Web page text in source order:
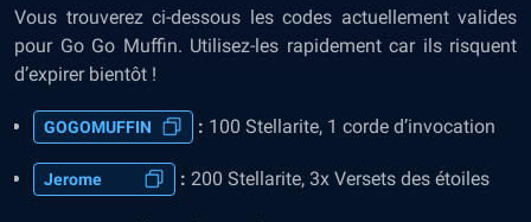
Vous trouverez ci-dessous les codes actuellement valides
pour Go Go Muffin. Utilisez-les rapidement car ils risquent
d’expirer bientôt !
GOGOMUFFIN : 100 Stellarite, 1 corde d’invocation
Jerome : 200 Stellarite, 3x Versets des étoiles